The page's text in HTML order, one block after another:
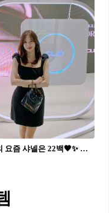
셀럽들의 요즘 샤넬은 22백🖤✨ 종류도 다양한 샤넬 22백👜 셀럽 별 코디 구경하기🔍 1. 이나연 - 샤넬 22 미니 핸드백 블랙 2. 박나언 - 샤넬 22 핸드백 라이트 옐로우 3. 김진경 - 샤넬 22 미니 핸드백 레이스 패치워크 & 골드 메탈 멀티컬러 4. 이코코 - 샤넬 22 핸드백 블랙 5. 서현 - 샤넬 22 백팩 라이트 블루/블루 6. 강민경 - 샤넬 22 핸드백 실버 7. 레이 - 샤넬 22 스몰 핸드백 레이스 패치워크 & 골드 메탈 멀티컬러 8. 기은세 - 샤넬 22 핸드백 화이트 9. 이민정 - 샤넬 22 미니 핸드백 화이트